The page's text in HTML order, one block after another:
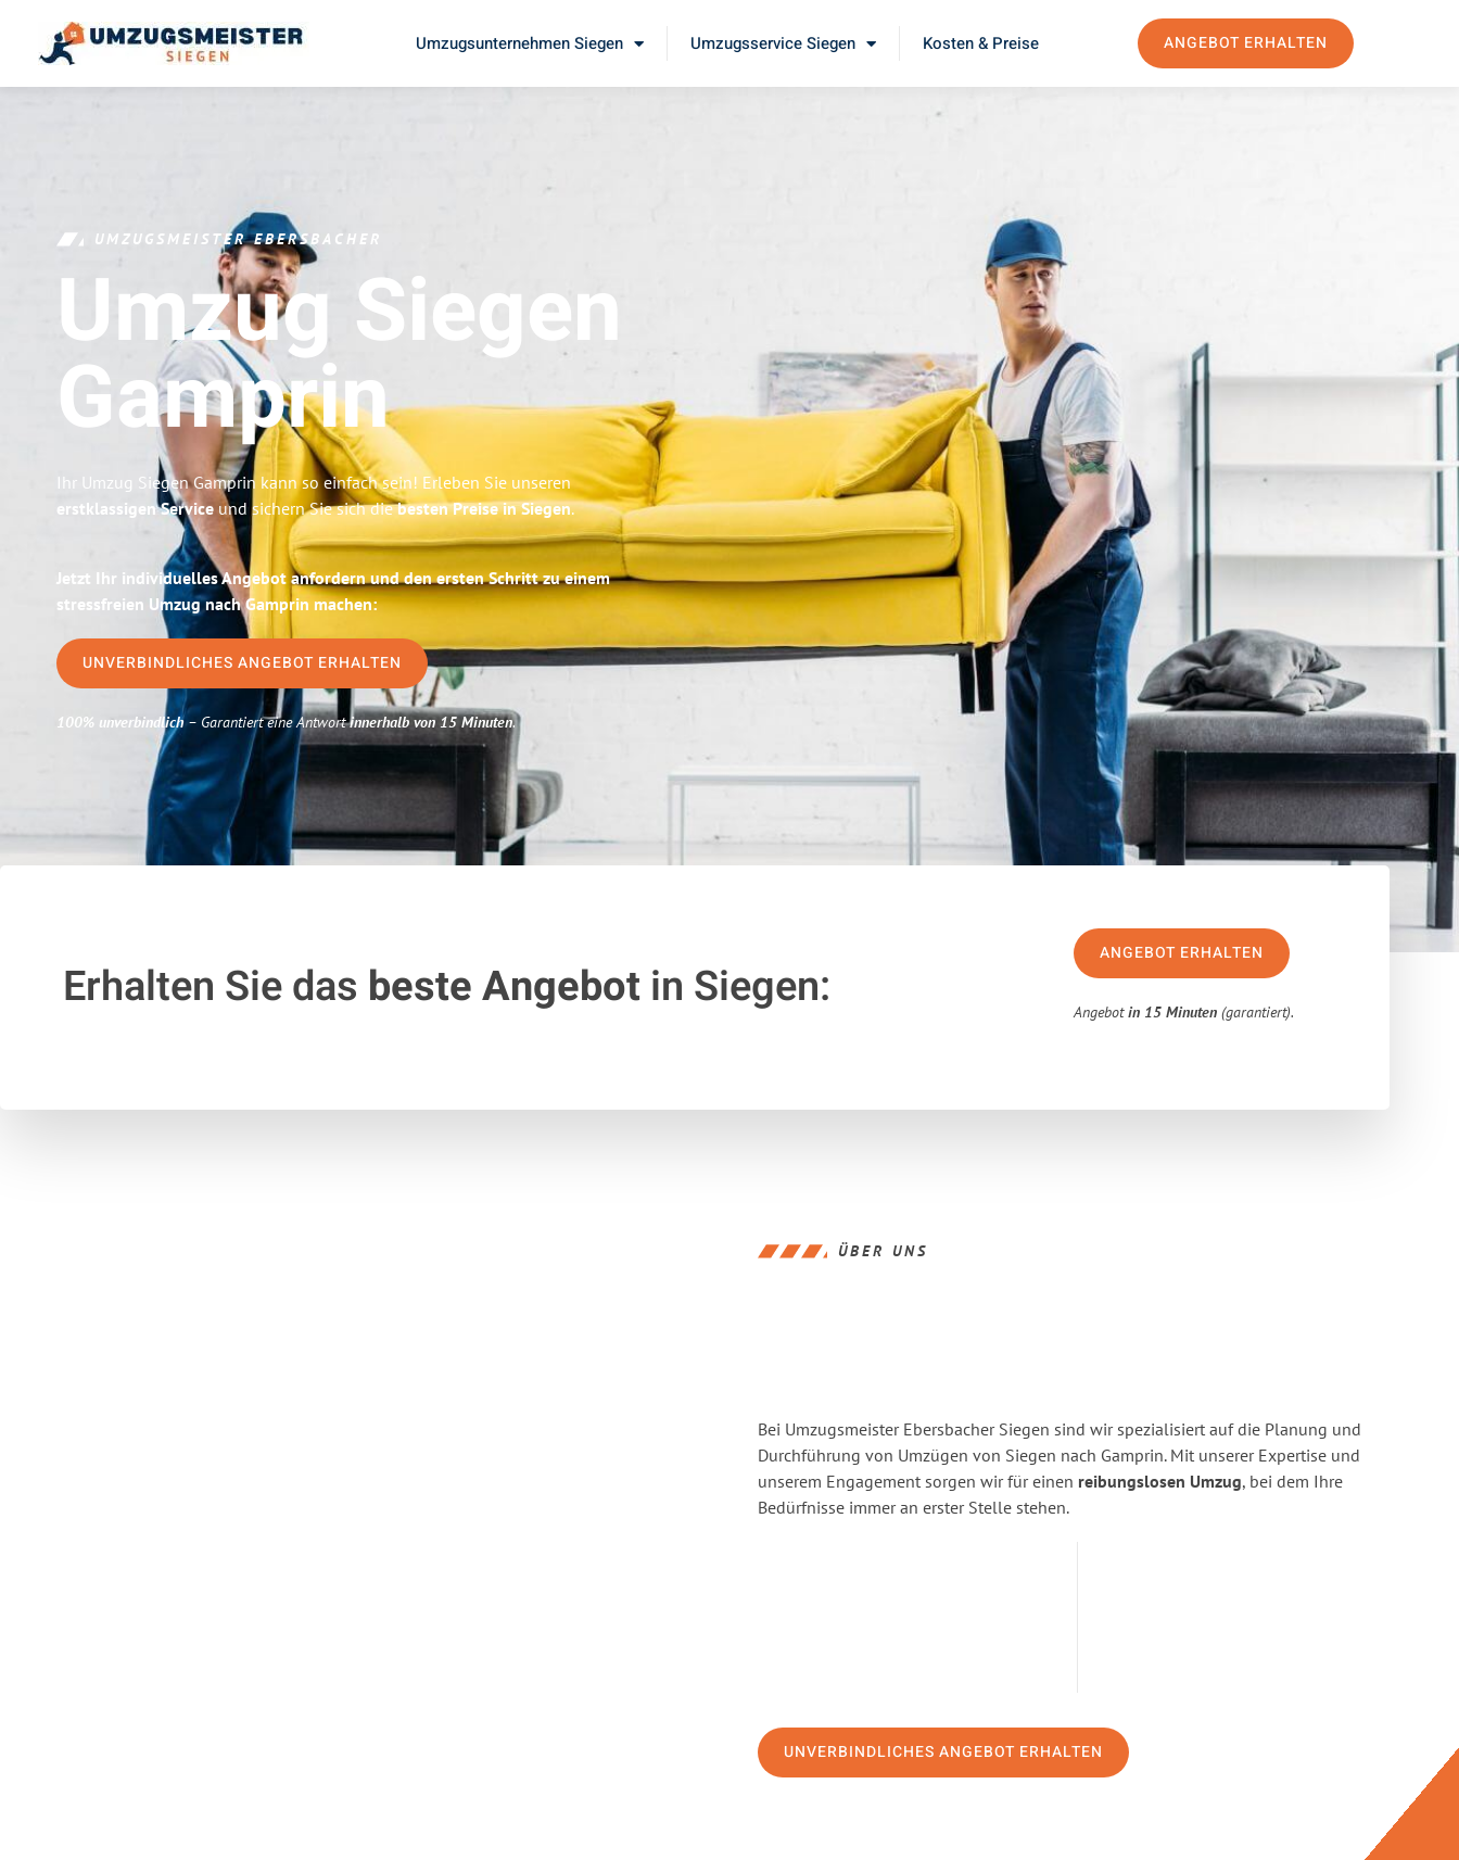
Umzugsunternehmen Siegen Umzugsservice Siegen Kosten & Preise ANGEBOT ERHALTEN
UMZUGSMEISTER EBERSBACHER
Umzug Siegen
Gamprin
Ihr Umzug Siegen Gamprin kann so einfach sein! Erleben Sie unseren
erstklassigen Service und sichern Sie sich diebesten Preise in Siegen.
Jetzt Ihr individuelles Angebot anfordern und den ersten Schritt zu einem
stressfreien Umzug nach Gamprin machen:
UNVERBINDLICHES ANGEBOT ERHALTEN
100% unverbindlich– Garantiert eine Antwortinnerhalb von 15 Minuten.
Erhalten Sie das beste Angebotin Siegen:
ANGEBOT ERHALTEN
Angebotin 15 Minuten (garantiert).
ÜBER UNS
Bei Umzugsmeister Ebersbacher Siegen sind wir spezialisiert auf die Planung und
Durchführung von Umzügen von Siegen nach Gamprin. Mit unserer Expertise und
unserem Engagement sorgen wir für einen reibungslosen Umzug, bei dem Ihre
Bedürfnisse immer an erster Stelle stehen.
UNVERBINDLICHES ANGEBOT ERHALTEN